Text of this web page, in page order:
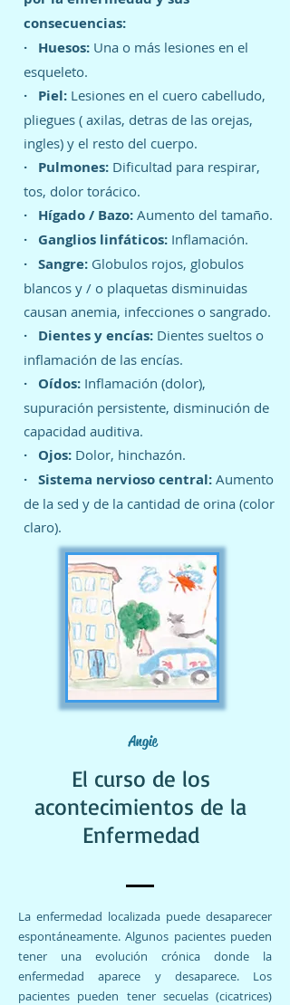
consecuencias:
· Huesos: Una o más lesiones en el
esqueleto.
· Piel: Lesiones en el cuero cabelludo,
pliegues ( axilas, detras de las orejas,
ingles) y el resto del cuerpo.
· Pulmones: Dificultad para respirar,
tos, dolor torácico.
· Hígado / Bazo: Aumento del tamaño.
· Ganglios linfáticos: Inflamación.
· Sangre: Globulos rojos, globulos
blancos y / o plaquetas disminuidas
causan anemia, infecciones o sangrado.
· Dientes y encías: Dientes sueltos o
inflamación de las encías.
· Oídos: Inflamación (dolor),
supuración persistente, disminución de
capacidad auditiva.
· Ojos: Dolor, hinchazón.
· Sistema nervioso central: Aumento
de la sed y de la cantidad de orina (color
claro).
Angie
El curso de los
acontecimientos de la
Enfermedad
La enfermedad localizada puede desaparecer
espontáneamente. Algunos pacientes pueden
tener una evolución crónica donde la
enfermedad aparece y desaparece. Los
pacientes pueden tener secuelas (cicatrices)